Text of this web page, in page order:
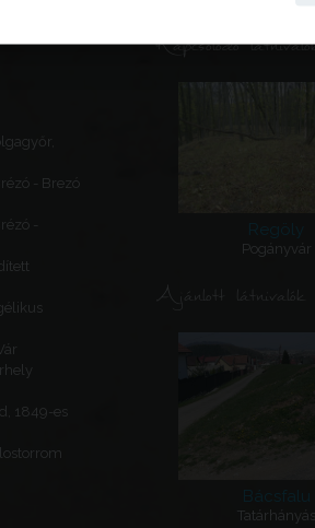
- Brezó
-
1849-es
Kapcsolódó
Regöly
Pogányvár
Ajánlott látnivalók
Bácsfalu
Tatárhányás